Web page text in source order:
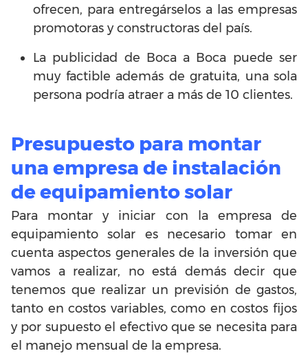
ofrecen, para entregárselos a las empresas
promotoras y constructoras del país.
La publicidad de Boca a Boca puede ser
muy factible además de gratuita, una sola
persona podría atraer a más de 10 clientes.
Presupuesto para montar
una empresa de instalación
de equipamiento solar
Para montar y iniciar con la empresa de
equipamiento solar es necesario tomar en
cuenta aspectos generales de la inversión que
vamos a realizar, no está demás decir que
tenemos que realizar un previsión de gastos,
tanto en costos variables, como en costos fijos
y por supuesto el efectivo que se necesita para
el manejo mensual de la empresa.